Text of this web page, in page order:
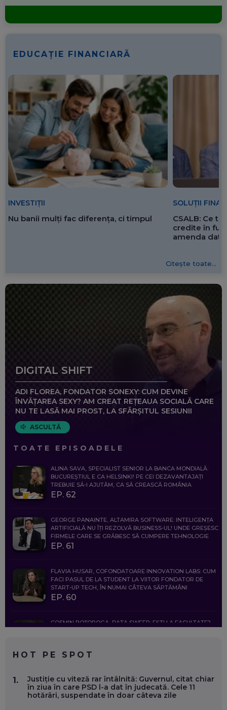
EDUCAȚIE FINANCIARĂ
INVESTIȚII
Nu banii mulți fac diferența, ci timpul
SOLUȚII
CSALB: Ce
credite în
amenda
Citește toate...
DIGITAL SHIFT
ADI FLOREA, FONDATOR SONEXY: CUM DEVINE
ÎNVĂȚAREA SEXY? AM CREAT REȚEAUA SOCIALĂ CARE
NU TE LASĂ MAI PROST, LA SFÂRȘITUL SESIUNII
ASCULTĂ
TOATE EPISOADELE
ALINA SAVA, SPECIALIST SENIOR LA BANCA MONDIALĂ:
BUCUREȘTIUL E CA HELSINKI! PE CEI DEZAVANTAJAȚI
TREBUIE SĂ-I AJUTĂM, CA SĂ CREASCĂ ROMÂNIA
EP. 62
GEORGE PANAINTE, ALTAMIRA SOFTWARE: INTELIGENȚA
ARTIFICIALĂ NU ÎȚI REZOLVĂ BUSINESS-UL! UNDE GREȘESC
FIRMELE CARE SE GRĂBESC SĂ CUMPERE TEHNOLOGIE
EP. 61
FLAVIA HUSAR, COFONDATOARE INNOVATION LABS: CUM
FACI PASUL DE LA STUDENT LA VIITOR FONDATOR DE
START-UP TECH, ÎN NUMAI CÂTEVA SĂPTĂMÂNI
EP. 60
COSMIN BOȚOROGA, DATA SWEEP: EȘTI LA FACULTATE?
FOLOSEȘTI TEHNOLOGIA CA SĂ FII MAI BUN LA JOB. ȘI CUM
SE VA SCHIMBA MUNCA, ÎN URMĂTORII ANI
EP. 58
HOT PE SPOT
1.
Justiție cu viteză rar întâlnită: Guvernul, citat chiar
în ziua în care PSD l-a dat în judecată. Cele 11
hotărâri, suspendate în doar câteva zile